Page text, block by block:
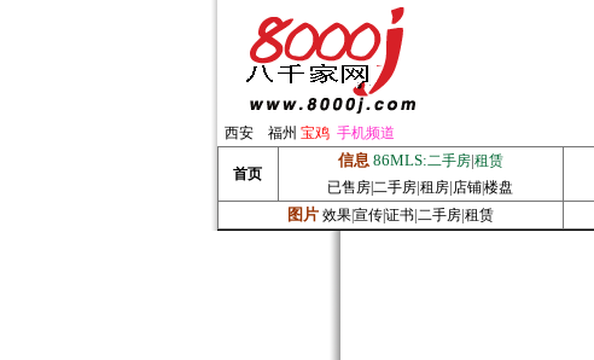
西安 福州 宝鸡 手机频道
首页
信息 86MLS:二手房|租赁
已售房|二手房|租房|店铺楼盘
图片 效果|宣传|证书|二手房|租赁